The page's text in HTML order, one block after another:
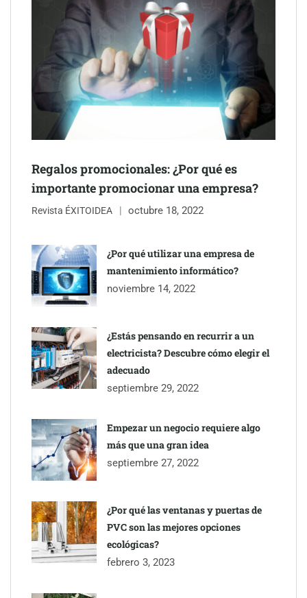
Schaeffler mejora su rentabilidad en el primer semestre de 2026
Regalos promocionales: ¿Por qué es
importante promocionar una empresa?
Revista ÉXITOIDEA octubre 18, 2022
¿Por qué utilizar una empresa de
mantenimiento informático?
noviembre 14, 2022
¿Estás pensando en recurrir a un
electricista? Descubre cómo elegir el
adecuado
septiembre 29, 2022
Empezar un negocio requiere algo
más que una gran idea
septiembre 27, 2022
¿Por qué las ventanas y puertas de
PVC son las mejores opciones
ecológicas?
febrero 3, 2023